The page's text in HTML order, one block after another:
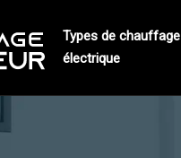
Types de chauffage
électrique